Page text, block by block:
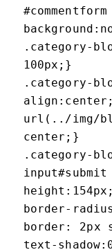
.category-
100px;}
.category-
align:center;
url(../img/
center;}
.category-
border-
border: 2px
text-